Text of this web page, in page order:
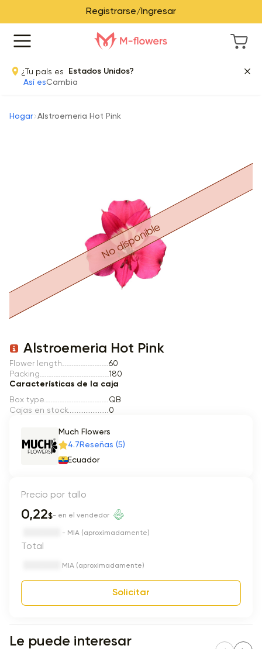
Registrarse/Ingresar
¿Tu país es
Estados Unidos?
Así esCambia
Hogar Alstroemeria Hot Pink
Item 1 of 1
No disponible
Alstroemeria Hot Pink
Flower length
60
Packing
180
Características de la caja
Box type
QB
Cajas en stock
0
Much Flowers
4.7 Reseñas (5)
Ecuador
Precio por tallo
0,22$- en el vendedor
- MIA (aproximadamente)
Total
MIA (aproximadamente)
Solicitar
Le puede interesar